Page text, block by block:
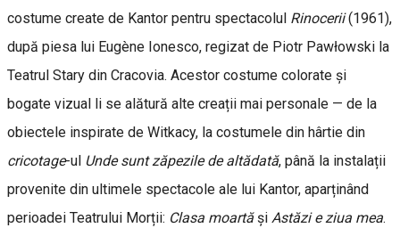
costume create de Kantor pentru spectacolul Rinocerii(1961),
după piesa lui Eugène Ionesco, regizat de Piotr Pawłowski la
Teatrul Stary din Cracovia. Acestor costume colorate și
bogate vizual li se alătură alte creații mai personale — de la
obiectele inspirate de Witkacy, la costumele din hârtie din
cricotage-ul Unde sunt zăpezile de altădată, până la instalații
provenite din ultimele spectacole ale lui Kantor, aparținând
perioadei Teatrului Morții: Clasa moartăși Astăzi e ziua mea.